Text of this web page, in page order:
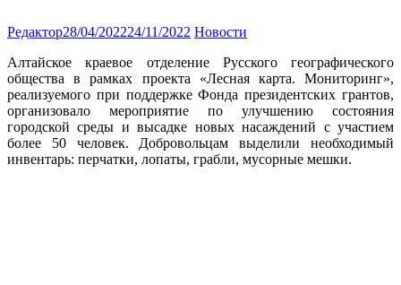
Редактор28/04/202224/11/2022 Новости
Алтайское краевое отделение Русского географического
общества в рамках проекта «Лесная карта. Мониторинг»,
реализуемого при поддержке Фонда президентских грантов,
организовало мероприятие по улучшению состояния
городской среды и высадке новых насаждений с участием
более 50 человек. Добровольцам выделили необходимый
инвентарь: перчатки, лопаты, грабли, мусорные мешки.